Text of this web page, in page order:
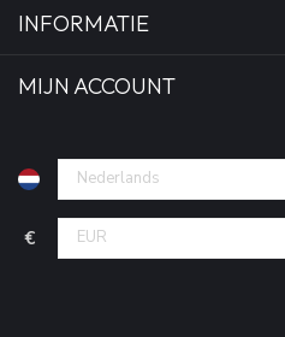
INFORMATIE
MIJN ACCOUNT
€